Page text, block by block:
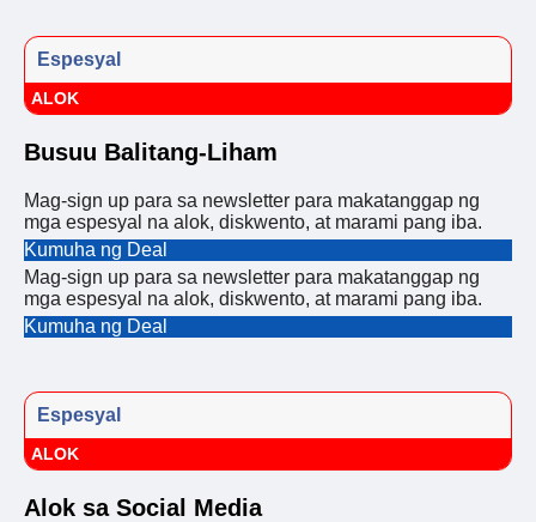
Espesyal
ALOK
Busuu Balitang-Liham
Mag-sign up para sa newsletter para makatanggap ng
mga espesyal na alok, diskwento, at marami pang iba.
Kumuha ng Deal
Mag-sign up para sa newsletter para makatanggap ng
mga espesyal na alok, diskwento, at marami pang iba.
Kumuha ng Deal
Espesyal
ALOK
Alok sa Social Media